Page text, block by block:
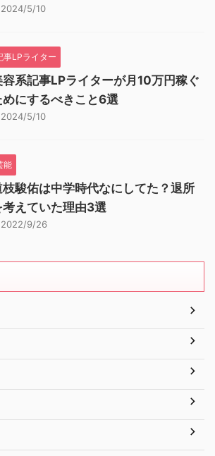
2024/5/10
事LPライター
容系記事LPライターが月10万円稼ぐ
めにするべきこと6選
2024/5/10
能
枝駿佑は中学時代なにしてた？退所
考えていた理由3選
2022/9/26